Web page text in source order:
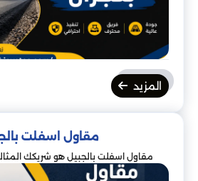
المزيد
مقاول اسفلت
مقاول اسفلت بالجبيل هو شريكك